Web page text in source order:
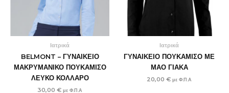
Ιατρικά
BELMONT – ΓΥΝΑΙΚΕΙΟ
ΜΑΚΡΥΜΑΝΙΚΟ ΠΟΥΚΑΜΙΣΟ
ΛΕΥΚΟ ΚΟΛΛΑΡΟ
30,00 € με Φ.Π.Α
Ιατρικά
ΓΥΝΑΙΚΕΙΟ ΠΟΥΚΑΜΙΣΟ ΜΕ
ΜΑΟ ΓΙΑΚΑ
20,00 € με Φ.Π.Α